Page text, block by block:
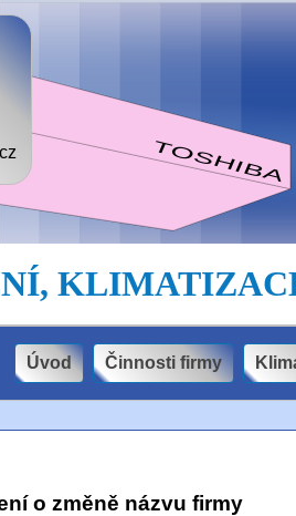
Úvod Činnosti firmy
o změně názvu firmy